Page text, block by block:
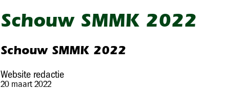
Schouw SMMK 2022
Schouw SMMK 2022
Website redactie
20 maart 2022